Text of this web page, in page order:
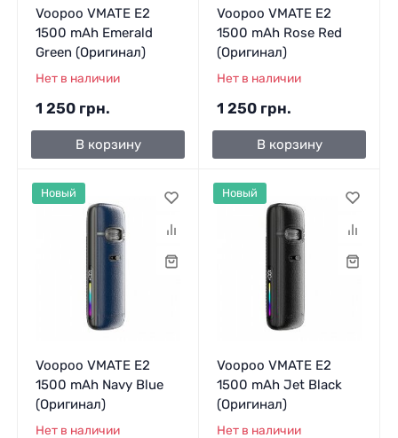
Voopoo VMATE E2
1500 mAh Emerald
Green (Оригинал)
Нет в наличии
1 250 грн.
В корзину
Voopoo VMATE E2
1500 mAh Rose Red
(Оригинал)
Нет в наличии
1 250 грн.
В корзину
Voopoo VMATE E2
1500 mAh Navy Blue
(Оригинал)
Нет в наличии
Новый
Voopoo VMATE E2
1500 mAh Jet Black
(Оригинал)
Нет в наличии
Новый